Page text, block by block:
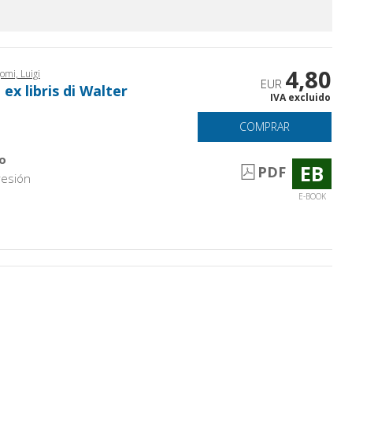
Luigi
libris di Walter
EUR 4,80
IVA excluido
COMPRAR
PDF EB
E-BOOK